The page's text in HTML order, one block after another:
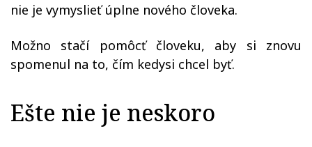
nie je vymyslieť úplne nového človeka.
Možno stačí pomôcť človeku, aby si znovu
spomenul na to, čím kedysi chcel byť.
Ešte nie je neskoro